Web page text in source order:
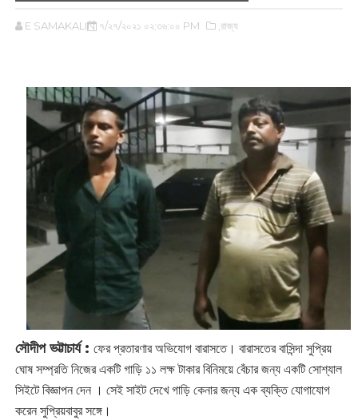
E SAMAKALIN ৭/২৭/২০২১ ০২:৩৬:০০ PM ,রাজ্য
সৌদীপ ভট্টাচার্য : ফের প্রতারণার অভিযোগ বারাসতে। বারাসতের বাসিন্দা সুপ্রিয়
ঘোষ সম্প্রতি নিজের একটি গাড়ি ১১ লক্ষ টাকার বিনিময়ে বেঁচার জন্য একটি সোশ্যাল
সিইটে বিজ্ঞাপন দেন । সেই সাইট দেখে গাড়ি কেনার জন্য এক ব্যক্তি যোগাযোগ
করেন সুপ্রিয়বাবুর সঙ্গে।